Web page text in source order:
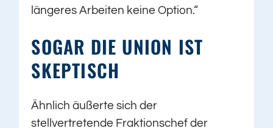
längeres Arbeiten keine Option.“
SOGAR DIE UNION IST
SKEPTISCH
Ähnlich äußerte sich der
stellvertretende Fraktionschef der